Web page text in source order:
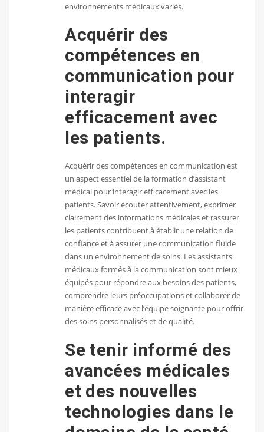
environnements médicaux variés.
Acquérir des
compétences en
communication pour
interagir
efficacement avec
les patients.
Acquérir des compétences en communication est
un aspect essentiel de la formation d’assistant
médical pour interagir efficacement avec les
patients. Savoir écouter attentivement, exprimer
clairement des informations médicales et rassurer
les patients contribuent à établir une relation de
confiance et à assurer une communication fluide
dans un environnement de soins. Les assistants
médicaux formés à la communication sont mieux
équipés pour répondre aux besoins des patients,
comprendre leurs préoccupations et collaborer de
manière efficace avec l’équipe soignante pour offrir
des soins personnalisés et de qualité.
Se tenir informé des
avancées médicales
et des nouvelles
technologies dans le